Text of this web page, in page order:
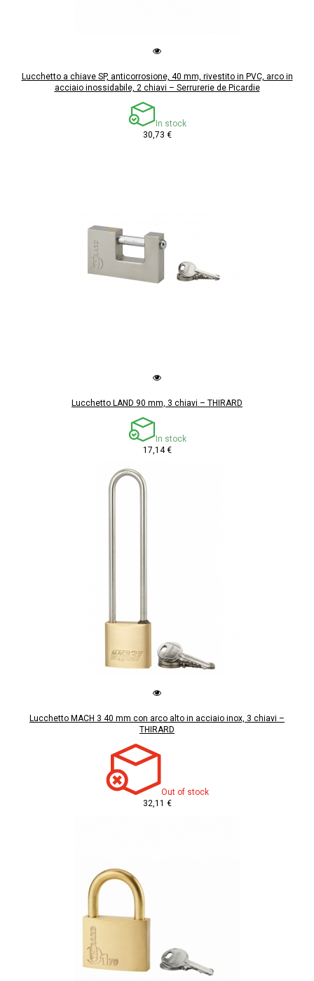
Lucchetto a chiave SP, anticorrosione, 40 mm, rivestito in PVC, arco in
acciaio inossidabile, 2 chiavi – Serrurerie de Picardie
In stock
30,73 €
Lucchetto LAND 90 mm, 3 chiavi – THIRARD
In stock
17,14 €
Lucchetto MACH 3 40 mm con arco alto in acciaio inox, 3 chiavi –
THIRARD
Out of stock
32,11 €